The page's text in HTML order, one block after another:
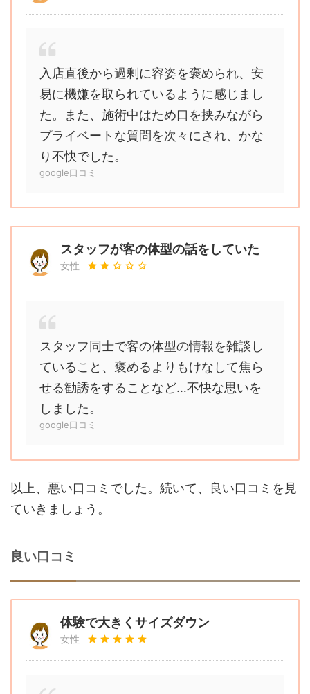
入店直後から過剰に容姿を褒められ、安
易に機嫌を取られているように感じまし
た。また、施術中はため口を挟みながら
プライベートな質問を次々にされ、かな
り不快でした。
google口コミ
スタッフが客の体型の話をしていた
女性
スタッフ同士で客の体型の情報を雑談し
ていること、褒めるよりもけなして焦ら
せる勧誘をすることなど…不快な思いを
しました。
google口コミ
以上、悪い口コミでした。続いて、良い口コミを見
ていきましょう。
良い口コミ
体験で大きくサイズダウン
女性